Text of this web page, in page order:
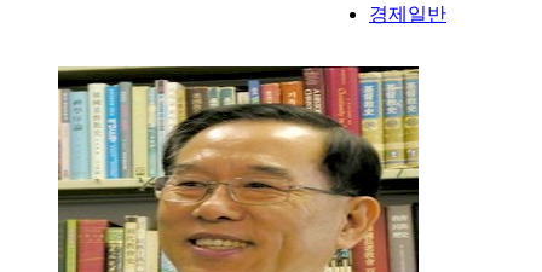
경제일반